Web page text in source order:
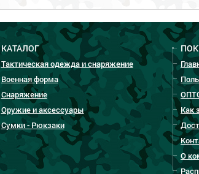
КАТАЛОГ
Тактическая одежда и снаряжение
Военная форма
Снаряжение
Оружие и аксессуары
Сумки - Рюкзаки
Как
О